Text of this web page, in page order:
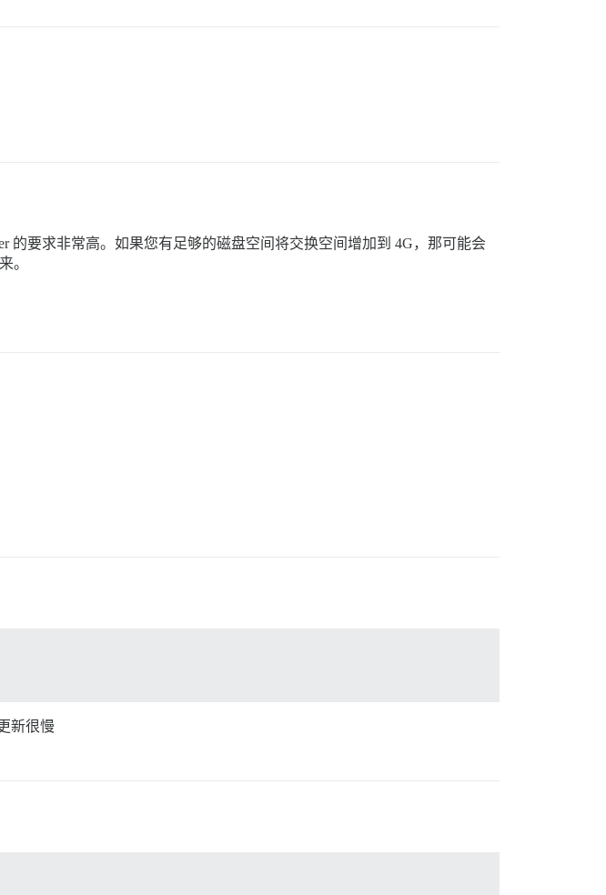
的要求非常高。如果您有足够的磁盘空间将交换空间增加到 4G，那可能会
。
新很慢